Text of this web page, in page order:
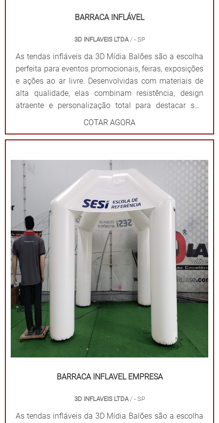
BARRACA INFLÁVEL
3D INFLAVEIS LTDA/ - SP
As tendas infláveis da 3D Mídia Balões são a escolha
perfeita para eventos promocionais, feiras, exposições
e ações ao ar livre. Desenvolvidas com materiais de
alta qualidade, elas combinam resistência, design
atraente e personalização total para destacar sua
marca de forma impactante. Cada tenda é projetada
ampla visibilidade com cores vibrantes e áreas
mensagem. Além de proteger contra sol ou chuva,
elas criam um ponto de referência visual que atrai o
público e fortalece sua presença em qualquer evento.
Por que escolher as tendas infláveis da 3D Mídia
Balões? Personalização completa: Formatos, cores e
impressões exclusivas. Praticidade: Fácil transporte,
montagem e desmontagem. Durabilidade: Feitas com
materiais resistentes para uso frequente. Impacto
visual: Garantem destaque em meio a qualquer
cenário. Dê destaque à sua marca e torne seu evento
inesquecível com uma solução que combina
funcionalidade e impacto visual!
COTAR AGORA
BARRACA INFLAVEL EMPRESA
3D INFLAVEIS LTDA/ - SP
As tendas infláveis da 3D Mídia Balões são a escolha